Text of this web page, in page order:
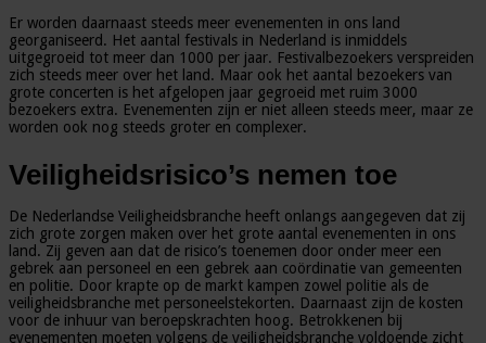
Er worden daarnaast steeds meer evenementen in ons land
georganiseerd. Het aantal festivals in Nederland is inmiddels
uitgegroeid tot meer dan 1000 per jaar. Festivalbezoekers verspreiden
zich steeds meer over het land. Maar ook het aantal bezoekers van
grote concerten is het afgelopen jaar gegroeid met ruim 3000
bezoekers extra. Evenementen zijn er niet alleen steeds meer, maar ze
worden ook nog steeds groter en complexer.
Veiligheidsrisico’s nemen toe
De Nederlandse Veiligheidsbranche heeft onlangs aangegeven dat zij
zich grote zorgen maken over het grote aantal evenementen in ons
land. Zij geven aan dat de risico’s toenemen door onder meer een
gebrek aan personeel en een gebrek aan coördinatie van gemeenten
en politie. Door krapte op de markt kampen zowel politie als de
veiligheidsbranche met personeelstekorten. Daarnaast zijn de kosten
voor de inhuur van beroepskrachten hoog. Betrokkenen bij
evenementen moeten volgens de veiligheidsbranche voldoende zicht